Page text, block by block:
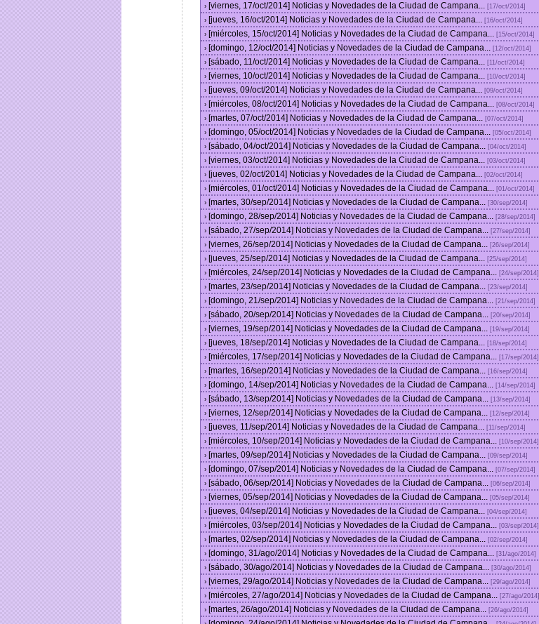
› [viernes, 17/oct/2014] Noticias y Novedades de la Ciudad de Campana... [17/oct/2014]
› [jueves, 16/oct/2014] Noticias y Novedades de la Ciudad de Campana... [16/oct/2014]
› [miércoles, 15/oct/2014] Noticias y Novedades de la Ciudad de Campana... [15/oct/2014]
› [domingo, 12/oct/2014] Noticias y Novedades de la Ciudad de Campana... [12/oct/2014]
› [sábado, 11/oct/2014] Noticias y Novedades de la Ciudad de Campana... [11/oct/2014]
› [viernes, 10/oct/2014] Noticias y Novedades de la Ciudad de Campana... [10/oct/2014]
› [jueves, 09/oct/2014] Noticias y Novedades de la Ciudad de Campana... [09/oct/2014]
› [miércoles, 08/oct/2014] Noticias y Novedades de la Ciudad de Campana... [08/oct/2014]
› [martes, 07/oct/2014] Noticias y Novedades de la Ciudad de Campana... [07/oct/2014]
› [domingo, 05/oct/2014] Noticias y Novedades de la Ciudad de Campana... [05/oct/2014]
› [sábado, 04/oct/2014] Noticias y Novedades de la Ciudad de Campana... [04/oct/2014]
› [viernes, 03/oct/2014] Noticias y Novedades de la Ciudad de Campana... [03/oct/2014]
› [jueves, 02/oct/2014] Noticias y Novedades de la Ciudad de Campana... [02/oct/2014]
› [miércoles, 01/oct/2014] Noticias y Novedades de la Ciudad de Campana... [01/oct/2014]
› [martes, 30/sep/2014] Noticias y Novedades de la Ciudad de Campana... [30/sep/2014]
› [domingo, 28/sep/2014] Noticias y Novedades de la Ciudad de Campana... [28/sep/2014]
› [sábado, 27/sep/2014] Noticias y Novedades de la Ciudad de Campana... [27/sep/2014]
› [viernes, 26/sep/2014] Noticias y Novedades de la Ciudad de Campana... [26/sep/2014]
› [jueves, 25/sep/2014] Noticias y Novedades de la Ciudad de Campana... [25/sep/2014]
› [miércoles, 24/sep/2014] Noticias y Novedades de la Ciudad de Campana... [24/sep/2014]
› [martes, 23/sep/2014] Noticias y Novedades de la Ciudad de Campana... [23/sep/2014]
› [domingo, 21/sep/2014] Noticias y Novedades de la Ciudad de Campana... [21/sep/2014]
› [sábado, 20/sep/2014] Noticias y Novedades de la Ciudad de Campana... [20/sep/2014]
› [viernes, 19/sep/2014] Noticias y Novedades de la Ciudad de Campana... [19/sep/2014]
› [jueves, 18/sep/2014] Noticias y Novedades de la Ciudad de Campana... [18/sep/2014]
› [miércoles, 17/sep/2014] Noticias y Novedades de la Ciudad de Campana... [17/sep/2014]
› [martes, 16/sep/2014] Noticias y Novedades de la Ciudad de Campana... [16/sep/2014]
› [domingo, 14/sep/2014] Noticias y Novedades de la Ciudad de Campana... [14/sep/2014]
› [sábado, 13/sep/2014] Noticias y Novedades de la Ciudad de Campana... [13/sep/2014]
› [viernes, 12/sep/2014] Noticias y Novedades de la Ciudad de Campana... [12/sep/2014]
› [jueves, 11/sep/2014] Noticias y Novedades de la Ciudad de Campana... [11/sep/2014]
› [miércoles, 10/sep/2014] Noticias y Novedades de la Ciudad de Campana... [10/sep/2014]
› [martes, 09/sep/2014] Noticias y Novedades de la Ciudad de Campana... [09/sep/2014]
› [domingo, 07/sep/2014] Noticias y Novedades de la Ciudad de Campana... [07/sep/2014]
› [sábado, 06/sep/2014] Noticias y Novedades de la Ciudad de Campana... [06/sep/2014]
› [viernes, 05/sep/2014] Noticias y Novedades de la Ciudad de Campana... [05/sep/2014]
› [jueves, 04/sep/2014] Noticias y Novedades de la Ciudad de Campana... [04/sep/2014]
› [miércoles, 03/sep/2014] Noticias y Novedades de la Ciudad de Campana... [03/sep/2014]
› [martes, 02/sep/2014] Noticias y Novedades de la Ciudad de Campana... [02/sep/2014]
› [domingo, 31/ago/2014] Noticias y Novedades de la Ciudad de Campana... [31/ago/2014]
› [sábado, 30/ago/2014] Noticias y Novedades de la Ciudad de Campana... [30/ago/2014]
› [viernes, 29/ago/2014] Noticias y Novedades de la Ciudad de Campana... [29/ago/2014]
› [miércoles, 27/ago/2014] Noticias y Novedades de la Ciudad de Campana... [27/ago/2014]
› [martes, 26/ago/2014] Noticias y Novedades de la Ciudad de Campana... [26/ago/2014]